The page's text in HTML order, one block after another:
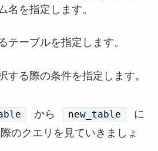
名を指定します。
テーブルを指定します。
する際の条件を指定します。
から new_table
に
のクエリを見ていきましょ